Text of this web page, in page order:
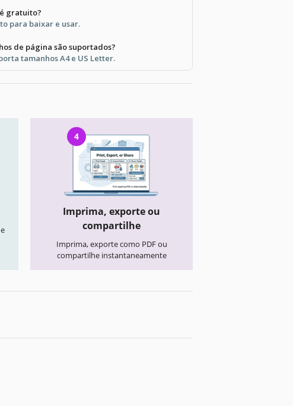
gratuito?
para baixar e usar.
de página são suportados?
tamanhos A4 e US Letter.
4
Imprima, exporte ou
compartilhe
Imprima, exporte como PDF ou
compartilhe instantaneamente